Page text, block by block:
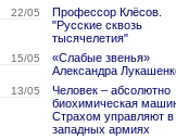
22/05
Профессор Клёсов.
"Русские сквозь
тысячелетия"
15/05
«Слабые звенья»
Александра
13/05
Человек – абсолютно
биохимическая
Страхом управляют в
западных армиях